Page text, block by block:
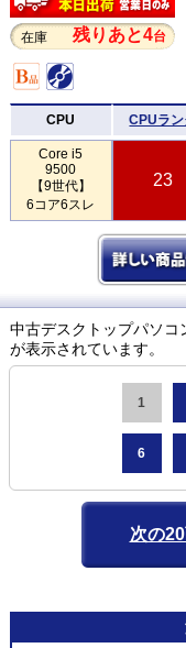
在庫 残りあと4台
CPU CPUラン
Core i5
9500
【9世代】
6コア6スレ
23
中古デスクトップパソコ
が表示されています。
1
6
次の